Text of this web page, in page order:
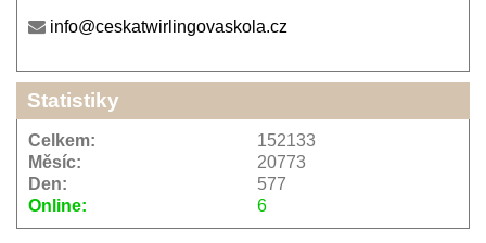
info@ceskatwirlingovaskola.cz
Statistiky
Online: 6
Celkem:
152133
Měsíc:
20773
Den:
577